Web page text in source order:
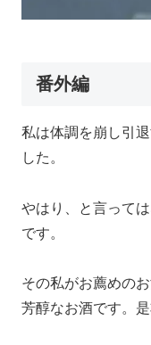
番外編
私は体調を崩し引
した。
やはり、と言って
です。
その私がお薦めの
芳醇なお酒です。是